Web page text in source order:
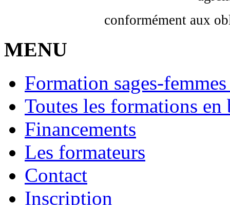
conformément aux
MENU
Formation sages-
Toutes les formations en
Financements
Les formateurs
Contact
Inscription